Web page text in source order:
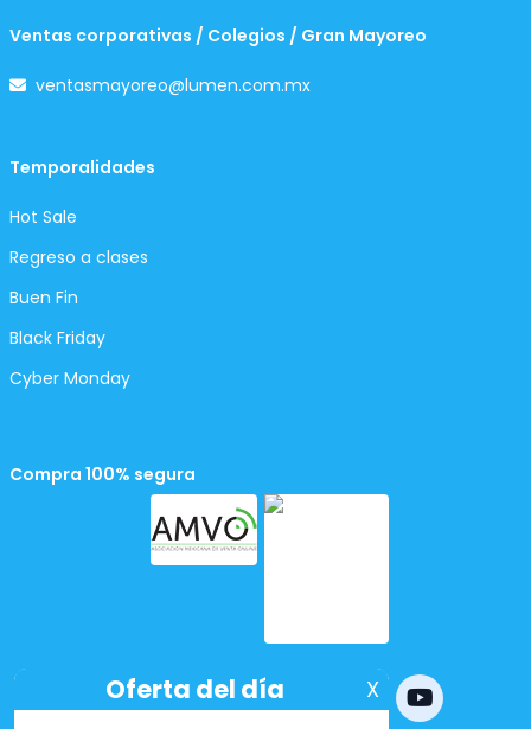
Ventas corporativas / Colegios / Gran Mayoreo
ventasmayoreo@lumen.com.mx
Temporalidades
Hot Sale
Regreso a clases
Buen Fin
Black Friday
Cyber Monday
Compra 100% segura